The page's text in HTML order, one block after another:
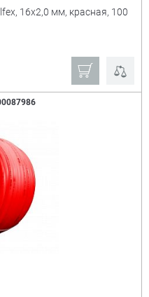
16х2,0 мм, красная, 100